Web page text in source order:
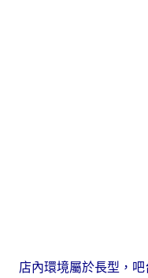
店內環境屬於長型，